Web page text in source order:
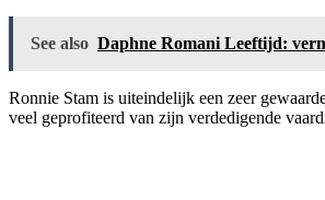
See also Daphne Romani Leeftijd:
Ronnie Stam is uiteindelijk een zeer
veel geprofiteerd van zijn verdedigende